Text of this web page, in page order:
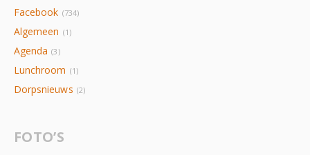
Facebook (734)
Algemeen (1)
Agenda (3)
Lunchroom (1)
Dorpsnieuws (2)
FOTO’S